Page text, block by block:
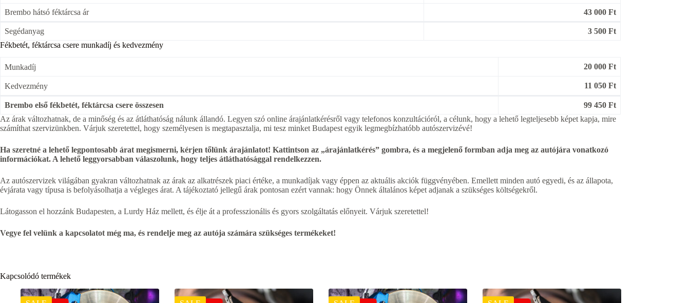
Brembo hátsó féktárcsa ár 43 000 Ft
Segédanyag
3 500 Ft
Fékbetét, féktárcsa csere munkadíj és kedvezmény
Munkadíj 20 000 Ft
Kedvezmény 11 050 Ft
Brembo első fékbetét, féktárcsa csere összesen
99 450 Ft
Az árak változhatnak, de a minőség és az átláthatóság nálunk állandó. Legyen szó online árajánlatkérésről vagy telefonos konzultációról, a célunk, hogy a lehető legteljesebb képet kapja, mire
számíthat szervizünkben. Várjuk szeretettel, hogy személyesen is megtapasztalja, mi tesz minket Budapest egyik legmegbízhatóbb autószervizévé!
Ha szeretné a lehető legpontosabb árat megismerni, kérjen tőlünk árajánlatot! Kattintson az „árajánlatkérés” gombra, és a megjelenő formban adja meg az autójára vonatkozó
információkat. A lehető leggyorsabban válaszolunk, hogy teljes átláthatósággal rendelkezzen.
Az autószervizek világában gyakran változhatnak az árak az alkatrészek piaci értéke, a munkadíjak vagy éppen az aktuális akciók függvényében. Emellett minden autó egyedi, és az állapota,
évjárata vagy típusa is befolyásolhatja a végleges árat. A tájékoztató jellegű árak pontosan ezért vannak: hogy Önnek általános képet adjanak a szükséges költségekről.
Látogasson el hozzánk Budapesten, a Lurdy Ház mellett, és élje át a professzionális és gyors szolgáltatás előnyeit. Várjuk szeretettel!
Vegye fel velünk a kapcsolatot még ma, és rendelje meg az autója számára szükséges termékeket!
Kapcsolódó termékek